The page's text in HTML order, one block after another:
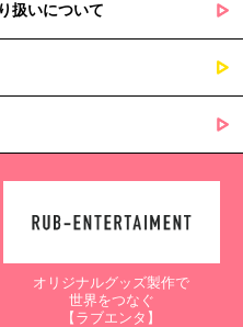
扱いについて
オリジナルグッズ製作で
世界をつなぐ
【ラブエンタ】